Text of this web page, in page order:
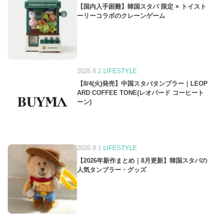
【国内入手困難】韓国スタバ 限定 × トイスト
ーリーコラボのクレーンゲーム
2026.8.2
LIFESTYLE
【8/4(火)発売】中国スタバタンブラー｜LEOP
ARD COFFEE TONE(レオパード コーヒート
ーン)
2026.8.1
LIFESTYLE
【2026年新作まとめ｜8月更新】韓国スタバの
人気タンブラー・グッズ